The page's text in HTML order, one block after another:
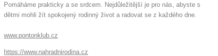
Pomáháme prakticky a se srdcem. Nejdůležitější je pro nás, abyste s
dětmi mohli žít spokojený rodinný život a radovat se z každého dne.
www.pontonklub.cz
https://www.nahradnirodina.cz